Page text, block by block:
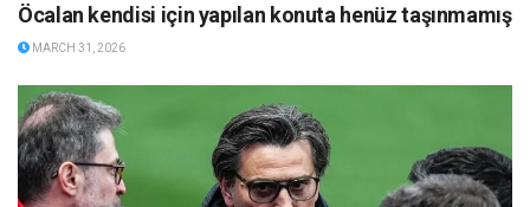
Öcalan kendisi için yapılan konuta henüz taşınmamış
MARCH 31, 2026